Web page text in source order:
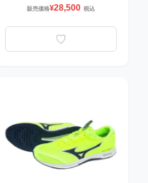
販売価格¥28,500 税込